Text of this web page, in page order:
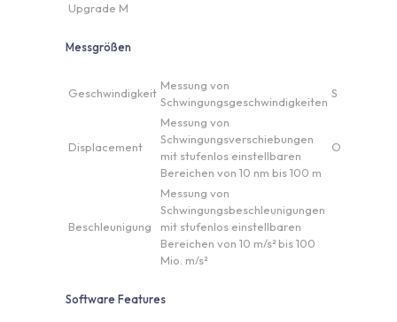
Upgrade M
Messgrößen
Geschwindigkeit
Messung von
Schwingungsgeschwindigkeiten
S
Displacement
Messung von
Schwingungsverschiebungen
mit stufenlos einstellbaren
Bereichen von 10 nm bis 100 m
O
Beschleunigung
Messung von
Schwingungsbeschleunigungen
mit stufenlos einstellbaren
Bereichen von 10 m/s² bis 100
Mio. m/s²
Software Features